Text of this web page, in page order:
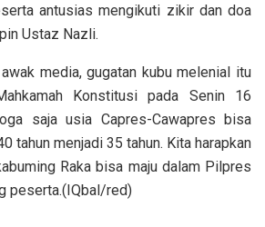
antusias mengikuti zikir dan doa
Ustaz Nazli.
media, gugatan kubu melenial itu
Konstitusi pada Senin 16
saja usia Capres-Cawapres bisa
tahun menjadi 35 tahun. Kita harapkan
Raka bisa maju dalam Pilpres
peserta.(IQbal/red)